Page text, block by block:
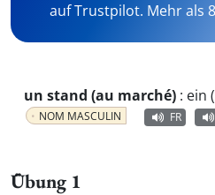
auf Trustpilot. Mehr als
un stand (au marché) : ein
NOM MASCULIN FR
Übung 1